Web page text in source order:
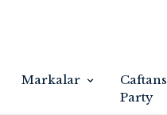
Markalar
Caftans
Party